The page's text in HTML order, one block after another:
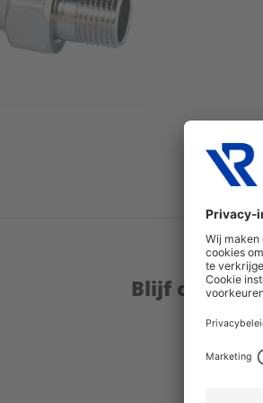
Blijf op de